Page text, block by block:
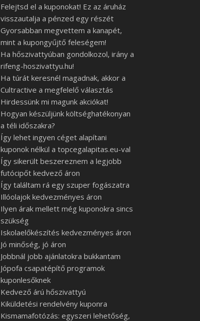
Felejtsd el a kuponokat! Ez az áruház
visszautalja a pénzed egy részét
Gyorsabban megvettem a kanapét,
mint a kupongyűjtő feleségem!
Ha hőszivattyúban gondolkozol, irány a
rifeng-hoszivattyu.hu!
Ha túrát keresnél magadnak, akkor a
Cultractive a megfelelő választás
Hirdessünk mi magunk akciókat!
Hogyan készüljünk költséghatékonyan
a téli időszakra?
Így lehet ingyen céget alapítani
kuponok nélkül a topcegalapitas.eu-val
Így sikerült beszereznem a legjobb
futócipőt kedvező áron
Így találtam rá egy szuper fogászatra
Illóolajok kedvezményes áron
Ilyen árak mellett még kuponokra sincs
szükség
Iskolaelőkészítés kedvezményes áron
Jó minőség, jó áron
Jobbnál jobb ajánlatokra bukkantam
Jópofa csapatépítő programok
kuponlesőknek
Kedvező árú hőszivattyú
Kiküldetési rendelvény kuponra
Kismamafotózás: egyszeri lehetőség,